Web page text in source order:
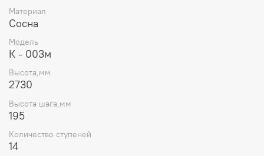
Материал
Сосна
Модель
К - 003м
Высота,мм
2730
Высота шага,мм
195
Количество ступеней
14